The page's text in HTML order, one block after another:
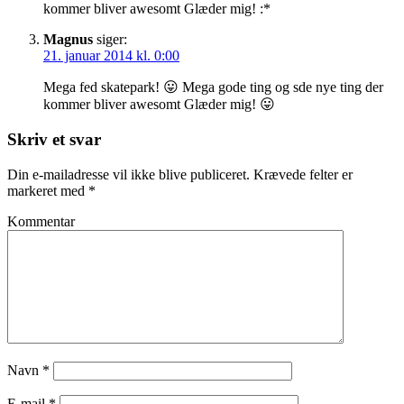
kommer bliver awesomt Glæder mig! :*
Magnus siger:
21. januar 2014 kl. 0:00
Mega fed skatepark! 😛 Mega gode ting og sde nye ting der
kommer bliver awesomt Glæder mig! 😛
Skriv et svar
Din e-mailadresse vil ikke blive publiceret. Krævede felter er
markeret med *
Kommentar
Navn *